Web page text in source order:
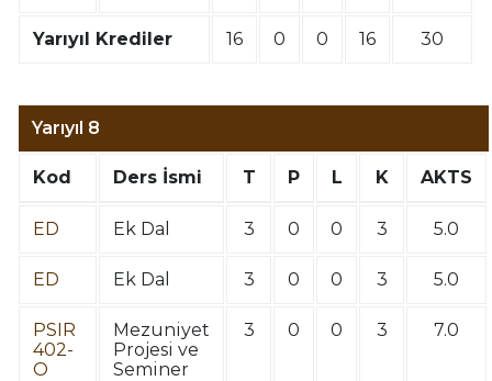
Yarıyıl Krediler 16 0 0 16 30
Yarıyıl 8
Kod Ders İsmi T P L K AKTS
ED Ek Dal 3 0 0 3 5.0
ED Ek Dal 3 0 0 3 5.0
PSIR
402-
O
Mezuniyet
Projesi ve
Seminer
3 0 0 3 7.0